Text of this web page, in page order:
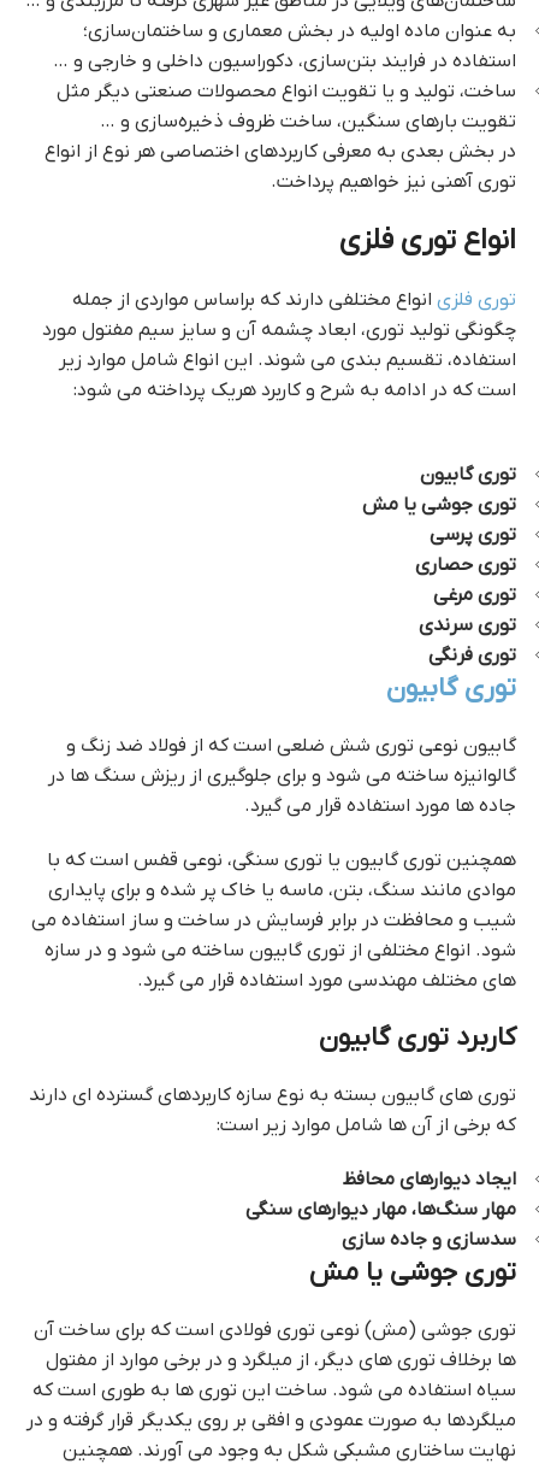
به عنوان ماده اولیه در بخش معماری و ساختمان‌سازی؛
استفاده در فرایند بتن‌سازی، دکوراسیون داخلی و خارجی و …
ساخت، تولید و یا تقویت انواع محصولات صنعتی دیگر مثل
تقویت بارهای سنگین، ساخت ظروف ذخیره‌سازی و …
در بخش بعدی به معرفی کاربردهای اختصاصی هر نوع از انواع
توری آهنی نیز خواهیم پرداخت.
انواع توری فلزی
توری فلزی انواع مختلفی دارند که براساس مواردی از جمله
چگونگی تولید توری، ابعاد چشمه آن و سایز سیم مفتول مورد
استفاده، تقسیم بندی می‌ شوند. این انواع شامل موارد زیر
است که در ادامه به شرح و کاربرد هریک پرداخته می‌ شود:
توری گابیون
توری جوشی یا مش
توری پرسی
توری حصاری
توری مرغی
توری سرندی
توری فرنگی
توری گابیون
گابیون نوعی توری شش ضلعی است که از فولاد ضد زنگ و
گالوانیزه ساخته می شود و برای جلوگیری از ریزش سنگ‌ ها در
جاده‌ ها مورد استفاده قرار می‌ گیرد.
همچنین توری گابیون یا توری سنگی، نوعی قفس است که با
موادی مانند سنگ، بتن، ماسه یا خاک پر شده و برای پایداری
شیب و محافظت در برابر فرسایش در ساخت و ساز استفاده می
شود. انواع مختلفی از توری گابیون ساخته می شود و در سازه
های مختلف مهندسی مورد استفاده قرار می گیرد.
کاربرد توری گابیون
توری های گابیون بسته به نوع سازه کاربردهای گسترده ای دارند
که برخی از آن ها شامل موارد زیر است:
ایجاد دیوارهای محافظ
مهار سنگ‌ها، مهار دیوارهای سنگی
سدسازی و جاده سازی
توری جوشی یا مش
توری جوشی (مش) نوعی توری فولادی است که برای ساخت آن‌
ها برخلاف توری های دیگر، از میلگرد و در برخی موارد از مفتول
سیاه استفاده می‌ شود. ساخت این توری ها به طوری است که
میلگردها به صورت عمودی و افقی بر روی یکدیگر قرار گرفته و در
نهایت ساختاری مشبکی شکل به وجود می آورند. همچنین